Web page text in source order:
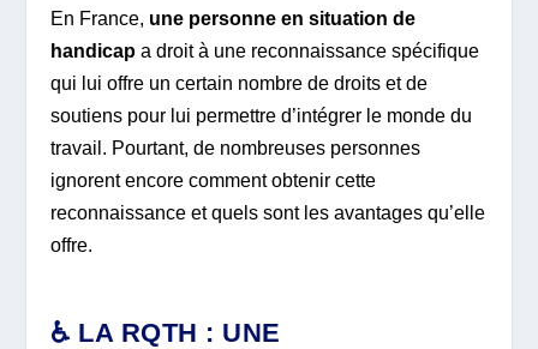
En France, une personne en situation de
handicap a droit à une reconnaissance spécifique
qui lui offre un certain nombre de droits et de
soutiens pour lui permettre d’intégrer le monde du
travail. Pourtant, de nombreuses personnes
ignorent encore comment obtenir cette
reconnaissance et quels sont les avantages qu’elle
offre.
♿ LA RQTH : UNE